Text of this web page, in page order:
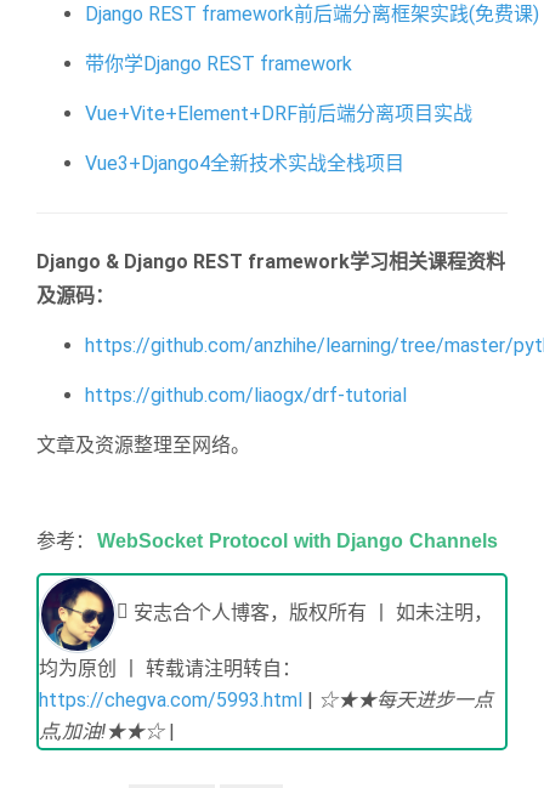
Django REST framework前后端分离框架实践(免费课)
带你学Django REST framework
Vue+Vite+Element+DRF前后端分离项目实战
Vue3+Django4全新技术实战全栈项目
Django & Django REST framework学习相关课程资料
及源码：
https://github.com/anzhihe/learning/tree/master/
https://github.com/liaogx/drf-tutorial
文章及资源整理至网络。
参考： WebSocket Protocol with Django Channels
安志合个人博客，版权所有 丨 如未注明，
均为原创 丨 转载请注明转自：
https://chegva.com/5993.html | ☆★★每天进步一点
点,加油!★★☆|